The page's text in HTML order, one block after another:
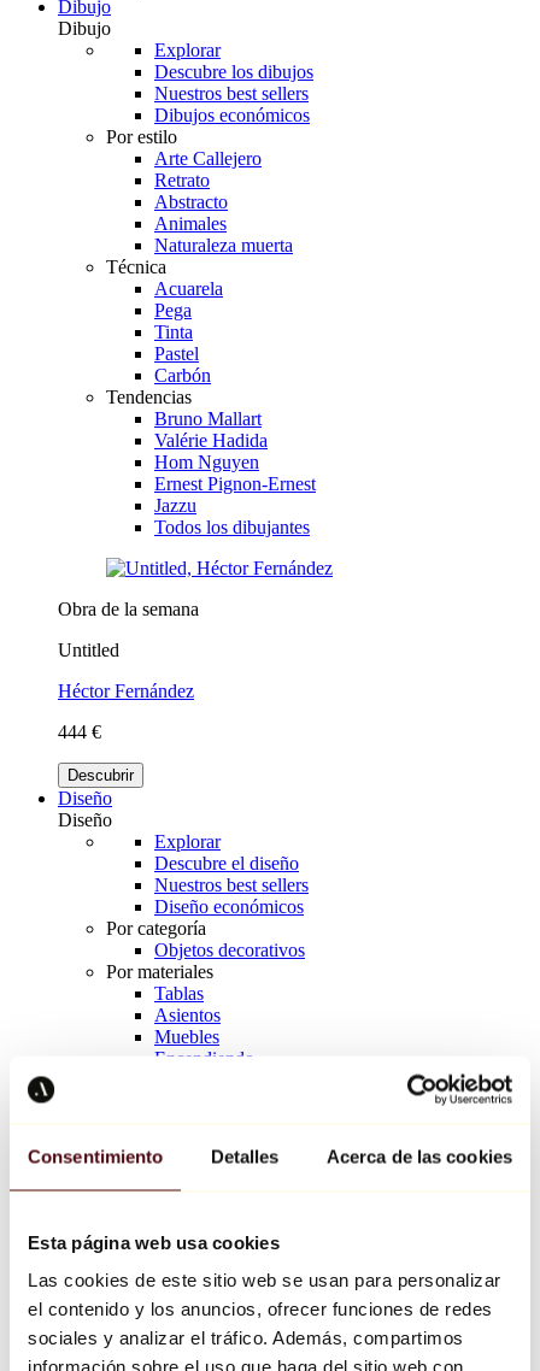
Consentimiento Detalles Acerca de las cookies
Esta página web usa cookies
Las cookies de este sitio web se usan para personalizar
el contenido y los anuncios, ofrecer funciones de redes
sociales y analizar el tráfico. Además, compartimos
información sobre el uso que haga del sitio web con
Dibujo
Dibujo
Explorar
Descubre los dibujos
Nuestros best sellers
Dibujos económicos
Por estilo
Arte Callejero
Retrato
Abstracto
Animales
Naturaleza muerta
Técnica
Acuarela
Pega
Tinta
Pastel
Carbón
Tendencias
Bruno Mallart
Valérie Hadida
Hom Nguyen
Ernest Pignon-Ernest
Jazzu
Todos los dibujantes
Obra de la semana
Untitled
Héctor Fernández
444 €
Descubrir
Diseño
Diseño
Explorar
Descubre el diseño
Nuestros best sellers
Diseño económicos
Por categoría
Objetos decorativos
Por materiales
Tablas
Asientos
Muebles
Encendiendo
Richard Orlinski
Keith Haring
Jeff Koons
Jean-Michel Basquiat
Todos los diseñadores
Obra de la semana